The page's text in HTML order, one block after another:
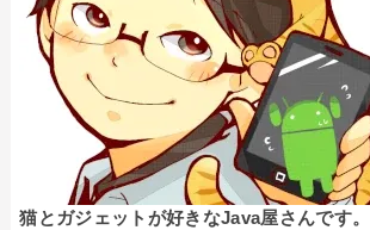
猫とガジェットが好きなJava屋さんです